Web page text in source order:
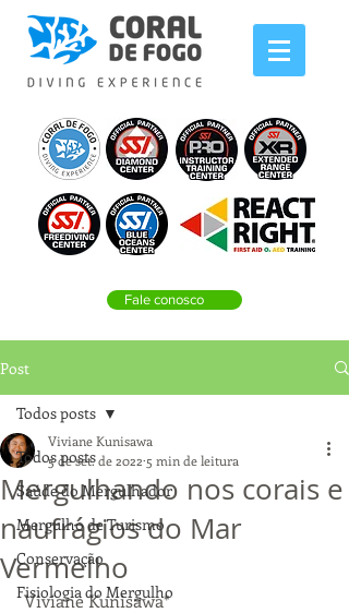
Fale conosco
Post
Todos posts
Saúde do Mergulhador
Mergulho de Turismo
Conservação
Fisiologia do Mergulho
Todos posts
Mergulhando nos corais e
naufrágios do Mar
Vermelho
Viviane Kunisawa
5 de set. de 2022 5 min de leitura
Viviane Kunisawa*